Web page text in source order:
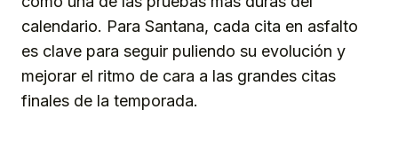
calendario. Para Santana, cada cita en asfalto
es clave para seguir puliendo su evolución y
mejorar el ritmo de cara a las grandes citas
finales de la temporada.